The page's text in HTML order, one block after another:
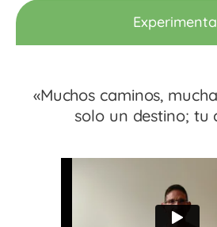
«Muchos caminos,
solo un destino; tu